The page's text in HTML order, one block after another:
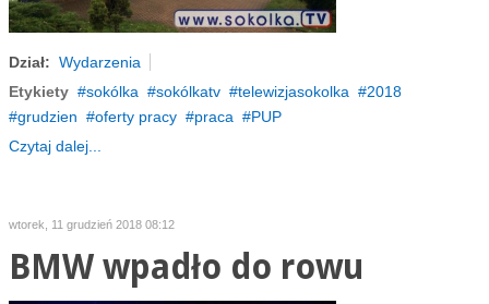
Dział: Wydarzenia
Etykiety
sokólka sokólkatv telewizjasokolka
2018
grudzien
oferty pracy praca
PUP
Czytaj dalej...
wtorek, 11 grudzień 2018 08:12
BMW wpadło do rowu